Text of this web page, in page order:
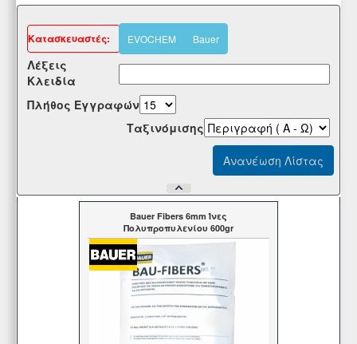
Kατασκευαστές: EVOCHEM Bauer
Λέξεις
Κλειδία
Πλήθος Εγγραφών
Tαξινόμισης
Bauer Fibers 6mm Ίνες
Πολυπροπυλενίου 600gr